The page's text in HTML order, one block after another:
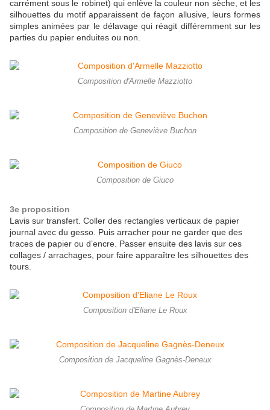
carrément sous le robinet) qui enlève la couleur non sèche, et les
silhouettes du motif apparaissent de façon allusive, leurs formes
simples animées par le délavage qui réagit différemment sur les
parties du papier enduites ou non.
Composition d'Armelle Mazziotto
Composition de Geneviève Buchon
Composition de Giuco
3e proposition
Lavis sur transfert. Coller des rectangles verticaux de papier
journal avec du gesso. Puis arracher pour ne garder que des
traces de papier ou d’encre. Passer ensuite des lavis sur ces
collages / arrachages, pour faire apparaître les silhouettes des
tours.
Composition d'Eliane Le Roux
Composition de Jacqueline Gagnès-Deneux